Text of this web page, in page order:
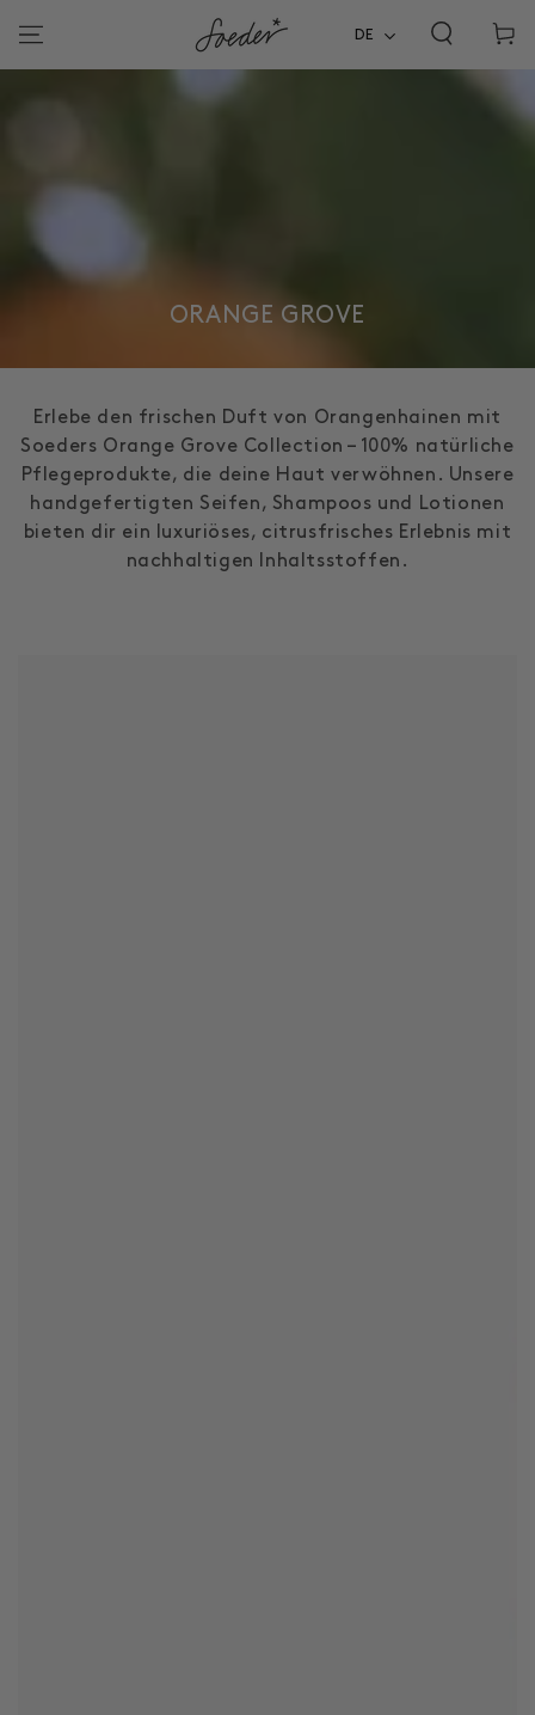
SPRINGEN
DE
KOLLEKTION:
ORANGE GROVE
Erlebe den frischen Duft von Orangenhainen mit
Soeders Orange Grove Collection – 100% natürliche
Pflegeprodukte, die deine Haut verwöhnen. Unsere
handgefertigten Seifen, Shampoos und Lotionen
bieten dir ein luxuriöses, citrusfrisches Erlebnis mit
nachhaltigen Inhaltsstoffen.